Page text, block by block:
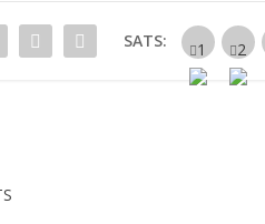
SATS: